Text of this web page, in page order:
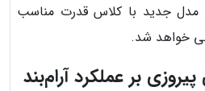
مدل جدید با کلاس قدرت مناسب
خواهد شد.
بر عملکرد آرام‌بند